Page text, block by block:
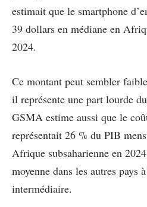
estimait que le smartphone
39 dollars en médiane en
2024.
Ce montant peut sembler
il représente une part lourde
GSMA estime aussi que le
représentait 26 % du PIB
Afrique subsaharienne en
moyenne dans les autres pays
intermédiaire.